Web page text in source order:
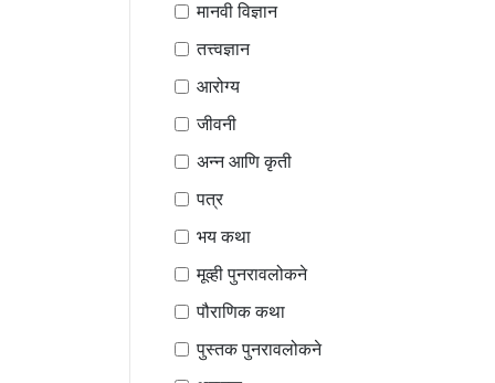
मानवी विज्ञान
तत्त्वज्ञान
आरोग्य
जीवनी
अन्न आणि कृती
पत्र
भय कथा
मूव्ही पुनरावलोकने
पौराणिक कथा
पुस्तक पुनरावलोकने